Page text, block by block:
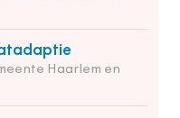
Haarlem en